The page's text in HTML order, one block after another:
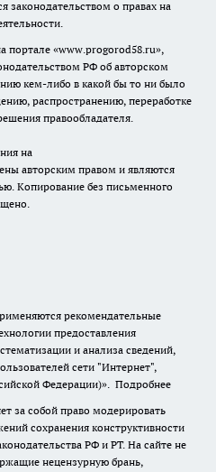
законодательством о правах на
портале «www.progorod58.ru»,
РФ об авторском
кем-либо в какой бы то ни было
распространению, переработке
правообладателя.
на
авторским правом и являются
Копирование без письменного
рекомендательные
предоставления
и анализа сведений,
сети "Интернет",
Федерации)». Подробнее
за собой право модерировать
сохранения конструктивности
РФ и РТ. На сайте не
нецензурную брань,